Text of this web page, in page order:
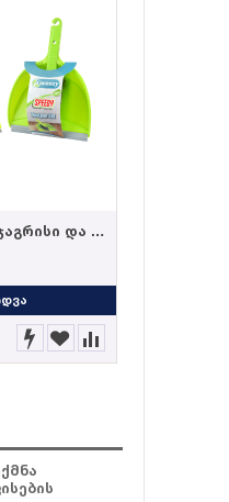
102004-ხელის ჯაგრისი და ნაგვის ასაღები